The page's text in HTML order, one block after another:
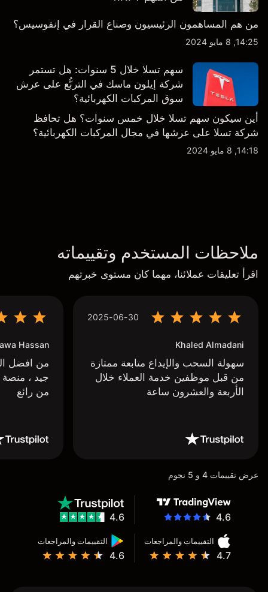
من هم المساهمون الرئيسيون وصناع القرار في إنفوسيس؟
14:25, 8 مايو 2024
سهم تسلا خلال 5 سنوات: هل تستمر
شركة إيلون ماسك في التربُّع على عرش
سوق المركبات الكهربائية؟
أين سيكون سهم تسلا خلال خمس سنوات؟ هل تحافظ
شركة تسلا على عرشها في مجال المركبات الكهربائية؟
14:18, 8 مايو 2024
ملاحظات المستخدم وتقييماته
اقرأ تعليقات عملائنا، مهما كان مستوى خبرتهم
2025-06-30
Khaled Almadani
سهولة السحب والإيداع متابعة ممتازة
من قبل موظفين خدمة العملاء خلال
الأربعة والعشرون ساعة
Hassan
من افضل
جيد ،
من رائع
عرض تقييمات 4 و 5 نجوم
4.6
التقييمات والمراجعات
4.7
التقييمات والمراجعات
4.6
4.6